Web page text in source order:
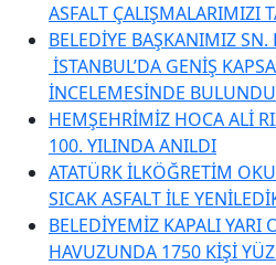
ASFALT ÇALIŞMALARIMIZI
BELEDİYE BAŞKANIMIZ SN.
İSTANBUL’DA GENİŞ
İNCELEMESİNDE BULUNDU
HEMŞEHRİMİZ HOCA ALİ
100. YILINDA ANILDI
ATATÜRK İLKÖĞRETİM
SICAK ASFALT İLE
BELEDİYEMİZ KAPALI YARI
HAVUZUNDA 1750 KİŞİ